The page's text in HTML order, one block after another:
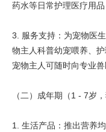
药水等日常护理医疗用品
3. 服务支持：为宠物医
物主人科普幼宠喂养、
宠物主人可随时向专业
（二）成年期（1 - 7岁
1. 生活产品：推出营养